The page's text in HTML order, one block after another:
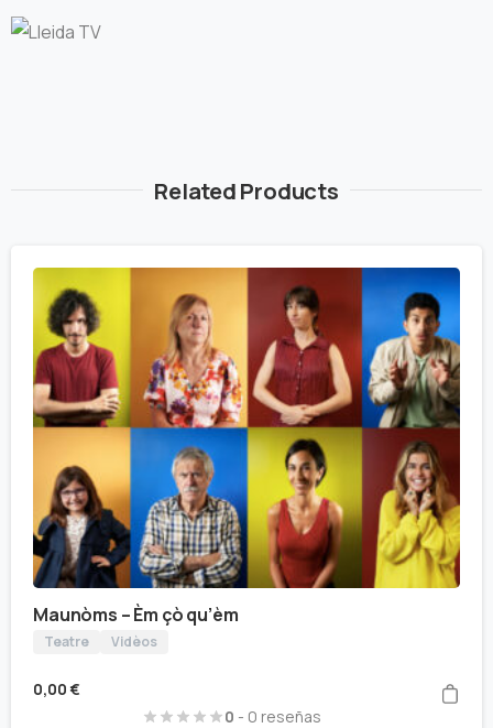
Related Products
Maunòms – Èm çò qu’èm
Teatre Vidèos
0,00 €
0 - 0 reseñas